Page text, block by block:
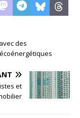
des
et